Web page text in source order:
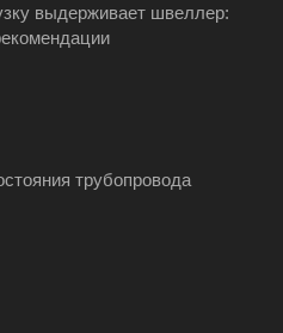
выдерживает швеллер:
трубопровода